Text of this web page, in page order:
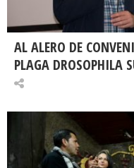
AL ALERO DE
PLAGA DROSOPHILA